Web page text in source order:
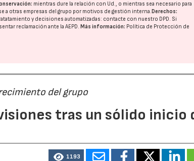
mientras dure la relación con Ud., o mientras sea necesario para
a otras empresas del grupo por motivos de gestión interna.Derechos:
y decisiones automatizadas: contacte con nuestro DPD. Si
reclamación ante laAEPD.Más información: Política de Protección de
del grupo
tras un sólido inicio
1193